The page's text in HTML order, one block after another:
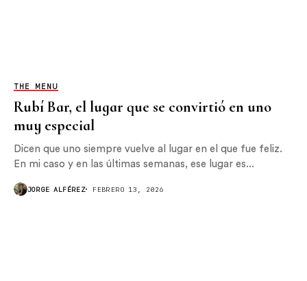
THE MENU
Rubí Bar, el lugar que se convirtió en uno
muy especial
Dicen que uno siempre vuelve al lugar en el que fue feliz.
En mi caso y en las últimas semanas, ese lugar es...
JORGE ALFÉREZ FEBRERO 13, 2026